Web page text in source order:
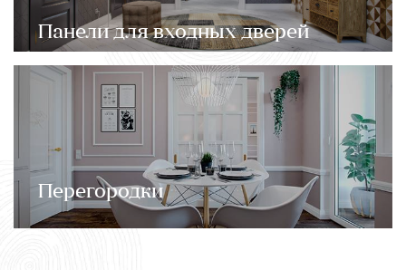
Панели для входных дверей
Перегородки